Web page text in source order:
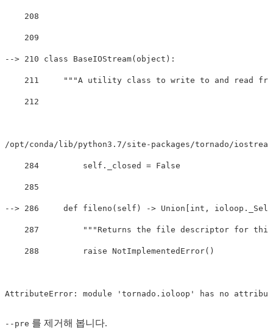
    208
--> 210 class BaseIOStream( object ) :
    211
"""A utility class to write to and read
    212
/opt/conda/lib/python3.7/site-packages/tornado/
    284         self._closed = False
    285
--> 286     def fileno(self) -> Union[int,
    287         """
Returns the file descriptor for this
    288         raise NotImplementedError()
--pre 를 제거해 봅니다.